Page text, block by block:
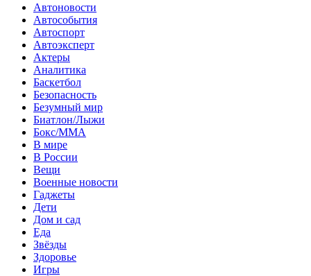
Автоновости
Автособытия
Автоспорт
Автоэксперт
Актеры
Аналитика
Баскетбол
Безопасность
Безумный мир
Биатлон/Лыжи
Бокс/MMA
В мире
В России
Вещи
Военные новости
Гаджеты
Дети
Дом и сад
Еда
Звёзды
Здоровье
Игры